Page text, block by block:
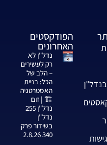
הפודקסטים
האחרונים
נדל"ן לא
רק לעשירים
– הלב של
הכל: בניית
האסטרטגיה
🏗️ | זום
נדל"ן 255
נדל"ן
בשידור פרק
340 2.8.26